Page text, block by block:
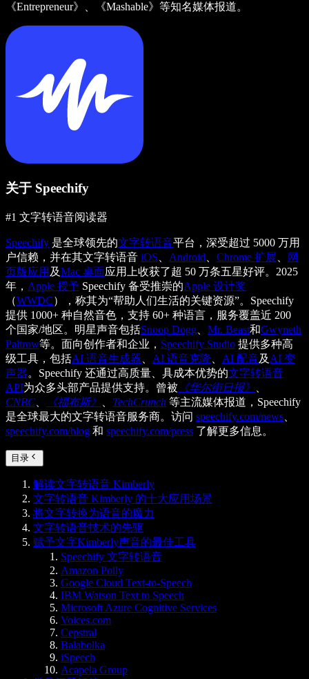
《Entrepreneur》、《Mashable》等知名媒体报道。
关于 Speechify
#1 文字转语音阅读器
Speechify 是全球领先的文字转语音平台，深受超过 5000 万用
户信赖，并在其文字转语音 iOS Android Chrome 扩展
网
页版应用 及Mac 桌面应用上收获了超 50 万条五星好评。2025
年， Apple 授予 Speechify 备受推崇的Apple 设计奖
（WWDC），称其为“帮助人们生活的关键资源”。Speechify
提供 1000+ 种自然音色，支持 60+ 种语言，服务覆盖近 200
个国家/地区。明星声音包括Snoop Dogg Mr. Beast和Gwyneth
Paltrow等。面向创作者和企业， Speechify Studio 提供多种高
级工具，包括AI 语音生成器 AI 语音克隆 AI 配音及 AI 变
声器。Speechify 还通过高质量、具成本优势的文字转语音
API为众多头部产品提供支持。曾被 《华尔街日报》
CNBC
《福布斯》 TechCrunch 等主流媒体报道，Speechify
是全球最大的文字转语音服务商。访问 speechify.com/news
speechify.com/blog 和 speechify.com/press 了解更多信息。
目录
解读文字转语音 Kimberly
文字转语音 Kimberly 的十大应用场景
将文字转换为语音的魔力
文字转语音技术的先驱
赋予文字Kimberly声音的最佳工具
Speechify 文字转语音
Amazon Polly
Google Cloud Text-to-Speech
IBM Watson Text to Speech
Microsoft Azure Cognitive Services
Voices.com
Cepstral
Balabolka
iSpeech
Acapela Group